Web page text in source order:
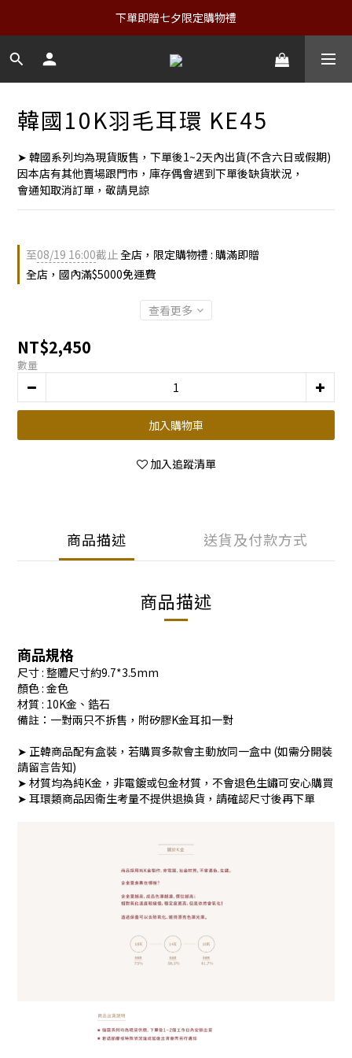
下單即贈七夕限定購物禮
韓國10K羽毛耳環 KE45
➤ 韓國系列均為現貨販售，下單後1~2天內出貨(不含六日或假期)
因本店有其他賣場跟門市，庫存偶會遇到下單後缺貨狀況，
會通知取消訂單，敬請見諒
至08/19 16:00截止全店，限定購物禮 : 購滿即贈
全店，國內滿$5000免運費
查看更多
NT$2,450
數量
加入購物車
加入追蹤清單
商品描述 送貨及付款方式
商品描述
商品規格
尺寸 : 整體尺寸約9.7*3.5mm
顏色 : 金色
材質 : 10K金、鋯石
備註：一對兩只不拆售，附矽膠K金耳扣一對
➤ 正韓商品配有盒裝，若購買多款會主動放同一盒中 (如需分開裝
請留言告知)
➤ 材質均為純K金，非電鍍或包金材質，不會退色生鏽可安心購買
➤ 耳環類商品因衛生考量不提供退換貨，請確認尺寸後再下單